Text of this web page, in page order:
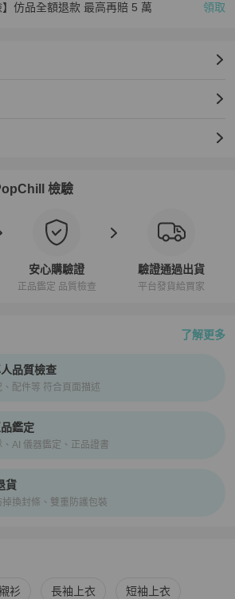
】仿品全額退款 最高再賠 5 萬 領取
檢驗
安心購驗證
正品鑑定 品質檢查
驗證通過出貨
平台發貨給買家
了解更多
證、安心購檢驗流程介紹
品質檢查
配件等 符合頁面描述
鑑定
AI 儀器鑑定、正品證書
貨
換封條、雙重防護包裝
推薦
衫 長袖上衣 短袖上衣